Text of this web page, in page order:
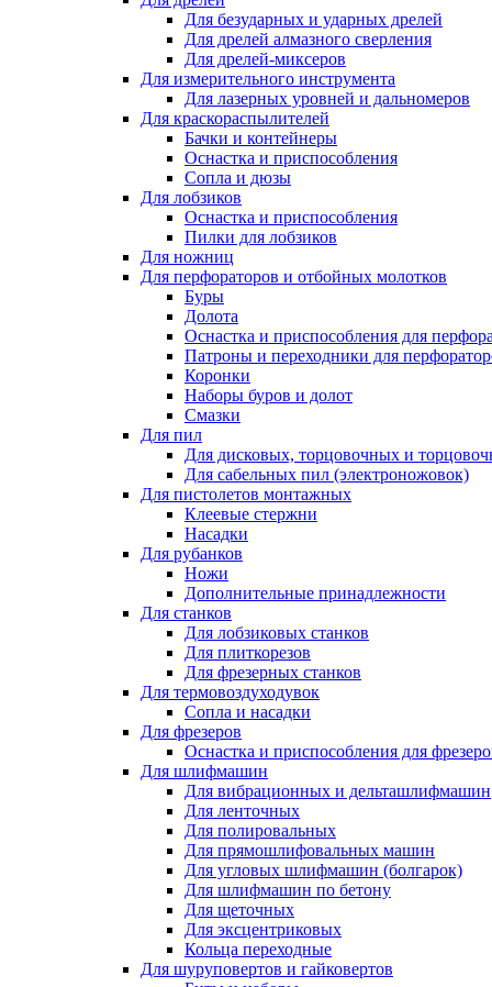
Для безударных и ударных дрелей
Для дрелей алмазного сверления
Для дрелей-миксеров
Для измерительного инструмента
Для лазерных уровней и дальномеров
Для краскораспылителей
Бачки и контейнеры
Оснастка и приспособления
Сопла и дюзы
Для лобзиков
Оснастка и приспособления
Пилки для лобзиков
Для ножниц
Для перфораторов и отбойных молотков
Буры
Долота
Оснастка и приспособления для
Патроны и переходники для
Коронки
Наборы буров и долот
Смазки
Для пил
Для дисковых, торцовочных и
Для сабельных пил (электроножовок)
Для пистолетов монтажных
Клеевые стержни
Насадки
Для рубанков
Ножи
Дополнительные принадлежности
Для станков
Для лобзиковых станков
Для плиткорезов
Для фрезерных станков
Для термовоздуходувок
Сопла и насадки
Для фрезеров
Оснастка и приспособления для
Для шлифмашин
Для вибрационных и дельташлифмашин
Для ленточных
Для полировальных
Для прямошлифовальных машин
Для угловых шлифмашин (болгарок)
Для шлифмашин по бетону
Для щеточных
Для эксцентриковых
Кольца переходные
Для шуруповертов и гайковертов